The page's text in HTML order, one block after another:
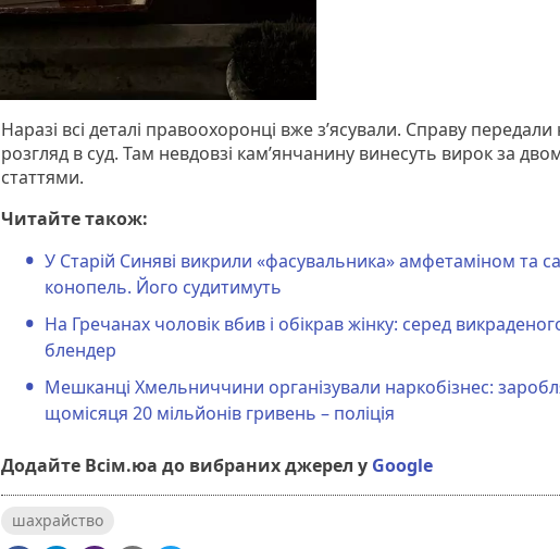
Наразі всі деталі правоохоронці вже з’ясували. Справу передали
розгляд в суд. Там невдовзі кам’янчанину винесуть вирок за
статтями.
Читайте також:
У Старій Синяві викрили «фасувальника» амфетаміном та
конопель. Його судитимуть
На Гречанах чоловік вбив і обікрав жінку: серед
блендер
Мешканці Хмельниччини організували наркобізнес:
щомісяця 20 мільйонів гривень – поліція
Додайте Всім.юа до вибраних джерел у Google
шахрайство